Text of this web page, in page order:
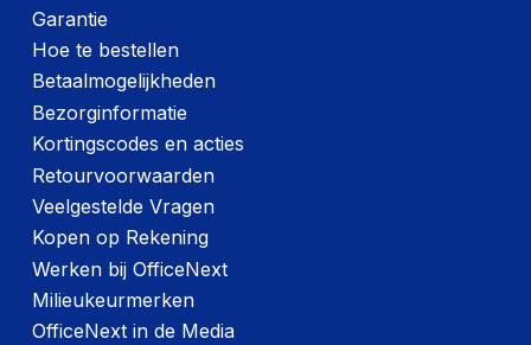
Garantie
Hoe te bestellen
Betaalmogelijkheden
Bezorginformatie
Kortingscodes en acties
Retourvoorwaarden
Veelgestelde Vragen
Kopen op Rekening
Werken bij OfficeNext
Milieukeurmerken
OfficeNext in de Media